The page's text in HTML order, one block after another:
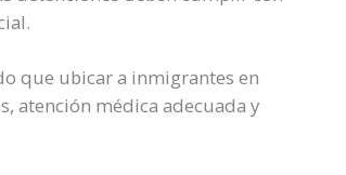
que ubicar a inmigrantes en
atención médica adecuada y